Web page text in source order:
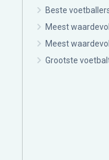
Beste
Meest
Meest
Grootste